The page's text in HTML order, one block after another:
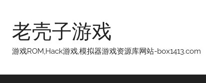
老壳子游戏
游戏ROM,Hack游戏,模拟器游戏资源库网站-box1413.com